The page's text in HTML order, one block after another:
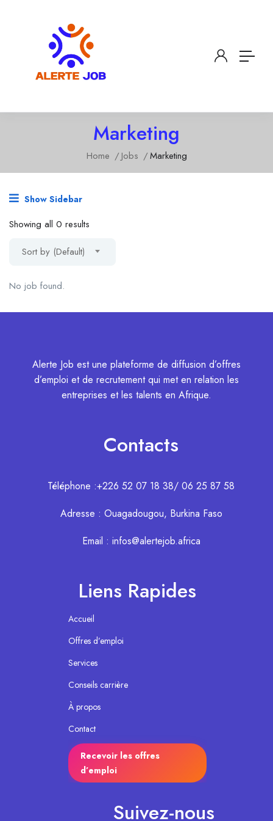
Marketing
Home Jobs Marketing
Show Sidebar
Showing all 0 results
Sort by (Default)
No job found.
Alerte Job est une plateforme de diffusion d’offres
d’emploi et de recrutement qui met en relation les
entreprises et les talents en Afrique.
Contacts
Téléphone :+226 52 07 18 38/ 06 25 87 58
Adresse : Ouagadougou, Burkina Faso
Email : infos@alertejob.africa
Liens Rapides
Accueil
Offres d’emploi
Services
Conseils carrière
À propos
Contact
Recevoir les offres
d’emploi
Suivez-nous